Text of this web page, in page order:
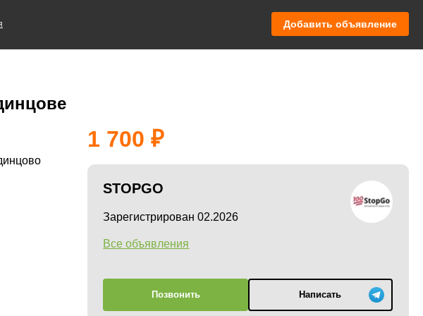
Добавить объявление
1 700
STOPGO
Зарегистрирован 02.2026
Все объявления
Позвонить Написать